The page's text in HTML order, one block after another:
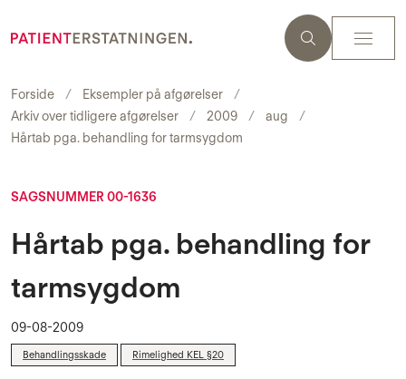
Forside
Eksempler på afgørelser
Arkiv over tidligere afgørelser
2009
aug
Hårtab pga. behandling for tarmsygdom
SAGSNUMMER 00-1636
Hårtab pga. behandling for
tarmsygdom
09-08-2009
Behandlingsskade Rimelighed KEL §20